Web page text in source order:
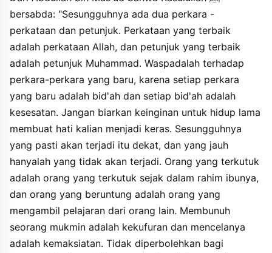
yathulanna alaykumu alamadu fataqsuwa qulubukum ala inna ma
huwa atin qaribun wainnama albaidu ma laysa biatin ala inna
assyaqiyya man syaqiya fi bathni ummihi waassaida man wuizha
bighayrihi ala inna qitala almumini kufrun wasibabuhu fusuqun
wala yahillu limuslimin an yahjura akhahu fawqa tsalatsin ala
waiyyakum waalkadziba fainna alkadziba la yashluhu bialjiddi
wala bialhazli wala yaidi arrajulu shabiyyahu tsumma la yafiya
lahu fainna alkadziba yahdi ila alfujuri wainna alfujura yahdi ila
annari wainna asshidqa yahdi ila albirri wainna albirra yahdi ila
aljannahi wainnahu yuqalu lilsshadiqi shadaqa wabarra.
wayuqalu lilkadzibi kadzaba wafajara. ala wainna alabda yakdzibu
hatta yuktaba inda allahi kaddzaban ".
bersabda: "Sesungguhnya ada dua perkara -
perkataan dan petunjuk. Perkataan yang terbaik
adalah perkataan Allah, dan petunjuk yang terbaik
adalah petunjuk Muhammad. Waspadalah terhadap
perkara-perkara yang baru, karena setiap perkara
yang baru adalah bid'ah dan setiap bid'ah adalah
kesesatan. Jangan biarkan keinginan untuk hidup lama
membuat hati kalian menjadi keras. Sesungguhnya
yang pasti akan terjadi itu dekat, dan yang jauh
hanyalah yang tidak akan terjadi. Orang yang terkutuk
adalah orang yang terkutuk sejak dalam rahim ibunya,
dan orang yang beruntung adalah orang yang
mengambil pelajaran dari orang lain. Membunuh
seorang mukmin adalah kekufuran dan mencelanya
adalah kemaksiatan. Tidak diperbolehkan bagi